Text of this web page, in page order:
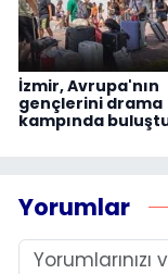
İzmir, Avrupa'nın
gençlerini drama
kampında
Yorumlar